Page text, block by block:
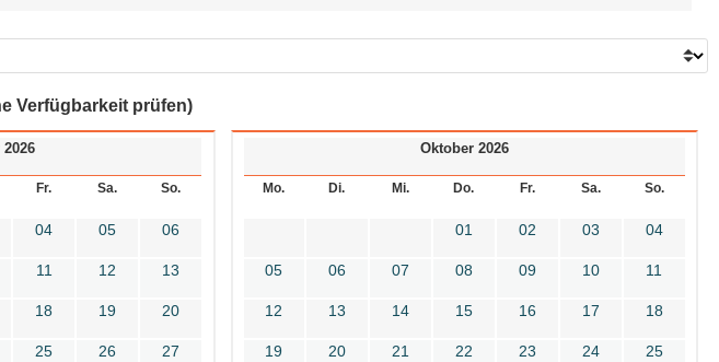
Verfügbarkeit prüfen)
Fr. Sa. So.
04 05 06
11 12 13
18 19 20
25 26 27
Oktober 2026
Mo. Di. Mi. Do. Fr. Sa. So.
01 02 03 04
05 06 07 08 09 10 11
12 13 14 15 16 17 18
19 20 21 22 23 24 25